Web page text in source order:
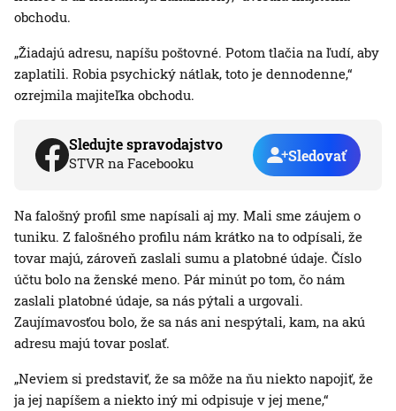
obchodu.
„Žiadajú adresu, napíšu poštovné. Potom tlačia na ľudí, aby
zaplatili. Robia psychický nátlak, toto je dennodenne,“
ozrejmila majiteľka obchodu.
Sledujte spravodajstvo
STVR na Facebooku Sledovať
Na falošný profil sme napísali aj my. Mali sme záujem o
tuniku. Z falošného profilu nám krátko na to odpísali, že
tovar majú, zároveň zaslali sumu a platobné údaje. Číslo
účtu bolo na ženské meno. Pár minút po tom, čo nám
zaslali platobné údaje, sa nás pýtali a urgovali.
Zaujímavosťou bolo, že sa nás ani nespýtali, kam, na akú
adresu majú tovar poslať.
„Neviem si predstaviť, že sa môže na ňu niekto napojiť, že
ja jej napíšem a niekto iný mi odpisuje v jej mene,“